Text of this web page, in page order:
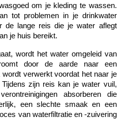
om je kleding te wassen.
tot problemen in je drinkwater
de lange reis die je water aflegt
je huis bereikt.
wordt het water omgeleid van
door de aarde naar een
wordt verwerkt voordat het naar je
zijn reis kan je water vuil,
absorberen die
een slechte smaak en een
van waterfiltratie en -zuivering